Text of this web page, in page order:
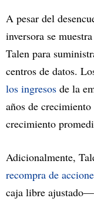
A pesar del
inversora se
Talen para
centros de datos.
los ingresos de la
años de
crecimiento
Adicionalmente,
recompra de
caja libre